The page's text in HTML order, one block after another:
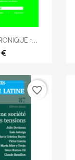
:...
favorite_border